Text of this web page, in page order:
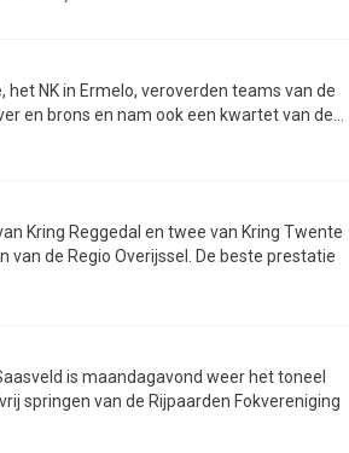
het NK in Ermelo, veroverden teams van de
en brons en nam ook een kwartet van de...
Kring Reggedal en twee van Kring Twente
van de Regio Overijssel. De beste prestatie
is maandagavond weer het toneel
springen van de Rijpaarden Fokvereniging